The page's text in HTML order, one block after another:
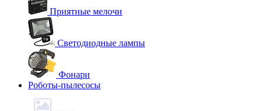
Приятные мелочи
Светодиодные лампы
Фонари
Роботы-пылесосы